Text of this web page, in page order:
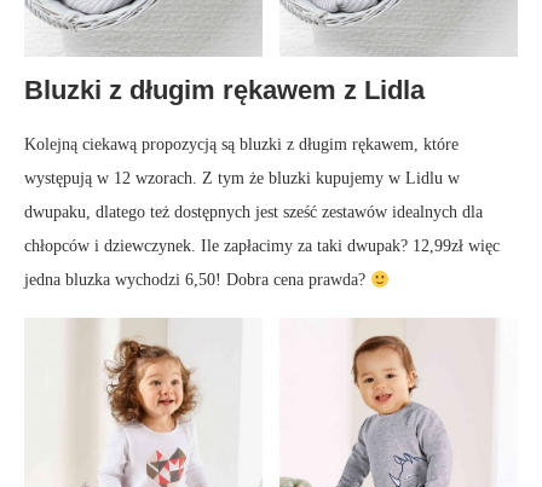
Bluzki z długim rękawem z Lidla
Kolejną ciekawą propozycją są bluzki z długim rękawem, które
występują w 12 wzorach. Z tym że bluzki kupujemy w Lidlu w
dwupaku, dlatego też dostępnych jest sześć zestawów idealnych dla
chłopców i dziewczynek. Ile zapłacimy za taki dwupak? 12,99zł więc
jedna bluzka wychodzi 6,50! Dobra cena prawda?